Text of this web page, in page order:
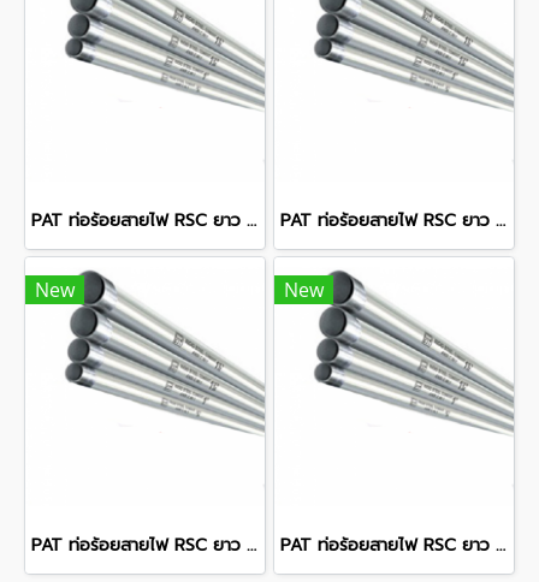
PAT ท่อร้อยสายไฟ RSC ยาว 10 ฟุต 4 นิ้ว 5.72 มม. PAT ท่อร้อยสายไฟ RSC ยาว 10 ฟุต 3 1/2 นิ้ว 5.46 มม.
New
PAT ท่อร้อยสายไฟ RSC ยาว 10 ฟุต 6 นิ้ว 6.76 มม.
New
PAT ท่อร้อยสายไฟ RSC ยาว 10 ฟุต 3 นิ้ว 5.21 มม.